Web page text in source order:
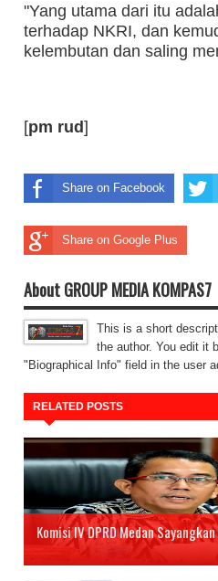
"Yang utama dari itu
terhadap NKRI, dan
kelembutan dan saling
[pm rud]
Share on Facebook
Share on Google Plus
About GROUP MEDIA KOMPAS7
This is a short
the author. You edit it
"Biographical Info" field in the user
RELATED POSTS
Komisi IV DPRD Medan